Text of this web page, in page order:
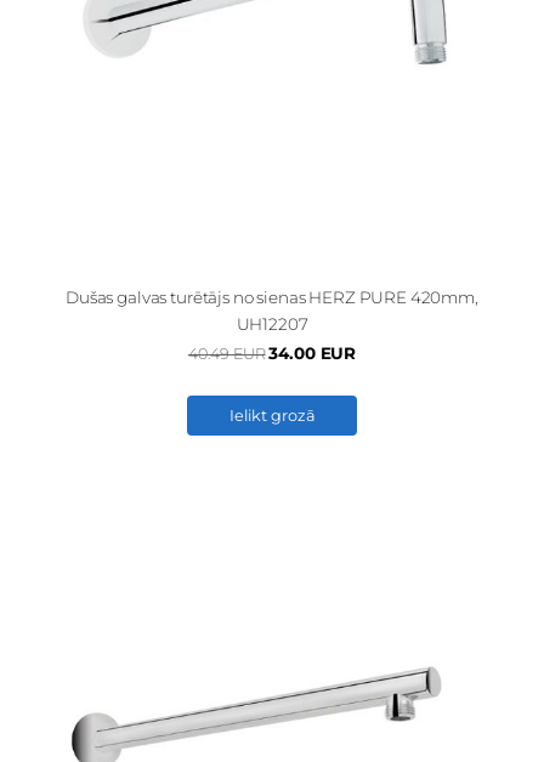
Dušas galvas turētājs no sienas HERZ PURE 420mm,
UH12207
40.49 EUR34.00 EUR
Ielikt grozā